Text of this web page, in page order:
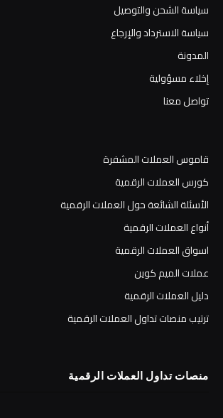
سياسة الشحن والتوصيل
سياسة الاسترداد والإرجاع
المدونة
إخلاء مسؤولية
تواصل معنا
قاموس العملات المشفرة
كورس العملات الرقمية
الأسئلة الشائعة حول العملات الرقمية
أنواع العملات الرقمية
اسواق العملات الرقمية
عملات الميم كوين
دليل العملات الرقمية
ترتيب منصات تداول العملات الرقمية
منصات تداول العملات الرقمية